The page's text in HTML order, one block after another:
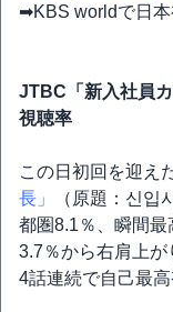
➡KBS worldで日本
JTBC「新入社員
視聴率
この日初回を迎え
長」
（原題：신입
都圏8.1％、瞬間最
3.7％から右肩上
4話連続で自己最高